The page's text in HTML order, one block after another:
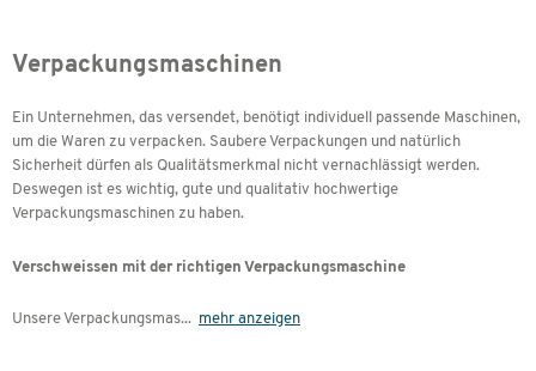
Verpackungsmaschinen
Ein Unternehmen, das versendet, benötigt individuell passende Maschinen,
um die Waren zu verpacken. Saubere Verpackungen und natürlich
Sicherheit dürfen als Qualitätsmerkmal nicht vernachlässigt werden.
Deswegen ist es wichtig, gute und qualitativ hochwertige
Verpackungsmaschinen zu haben.
Verschweissen mit der richtigen Verpackungsmaschine
Unsere Verpackungsmas... mehr anzeigen